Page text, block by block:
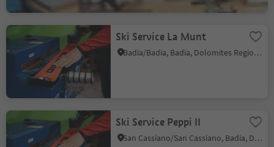
Ski Service La Munt
Badia/Badia, Badia, Dolomites Region Alta Badia
Ski Service Peppi II
San Cassiano/San Cassiano, Badia, Dolomites Region Alta Badia